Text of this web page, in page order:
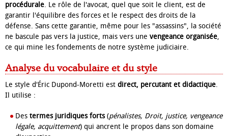
procédurale. Le rôle de l'avocat, quel que soit le client, est de
garantir l'équilibre des forces et le respect des droits de la
défense. Sans cette garantie, même pour les "assassins", la société
ne bascule pas vers la justice, mais vers une vengeance organisée,
ce qui mine les fondements de notre système judiciaire.
Analyse du vocabulaire et du style
Le style d'Éric Dupond-Moretti est direct, percutant et didactique.
Il utilise :
Des termes juridiques forts(pénalistes, Droit, justice, vengeance
légale, acquittement) qui ancrent le propos dans son domaine